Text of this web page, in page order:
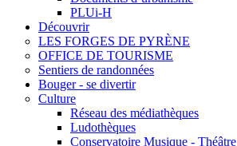
PLUi-H
Découvrir
LES FORGES DE PYRÈNE
OFFICE DE TOURISME
Sentiers de randonnées
Bouger - se divertir
Culture
Réseau des médiathèques
Ludothèques
Conservatoire Musique - Théâtre